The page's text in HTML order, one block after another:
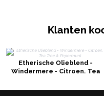
Klanten
Etherische Olieblend -
Windermere - Citroen, Tea